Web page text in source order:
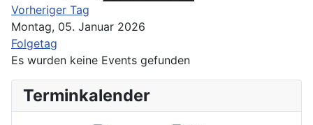
Vorheriger Tag
Montag, 05. Januar 2026
Folgetag
Es wurden keine Events gefunden
Terminkalender